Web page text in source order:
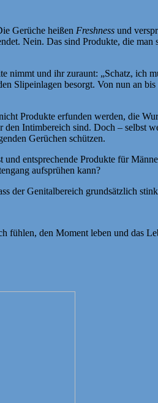
Gerüche heißen Freshness und
Nein. Das sind Produkte, die
nimmt und ihr zuraunt: „Schatz, ich
Slipeinlagen besorgt. Von nun an
Produkte erfunden werden, die
Intimbereich sind. Doch – selbst
Gerüchen schützen.
entsprechende Produkte für
aufsprühen kann?
der Genitalbereich grundsätzlich
den Moment leben und das